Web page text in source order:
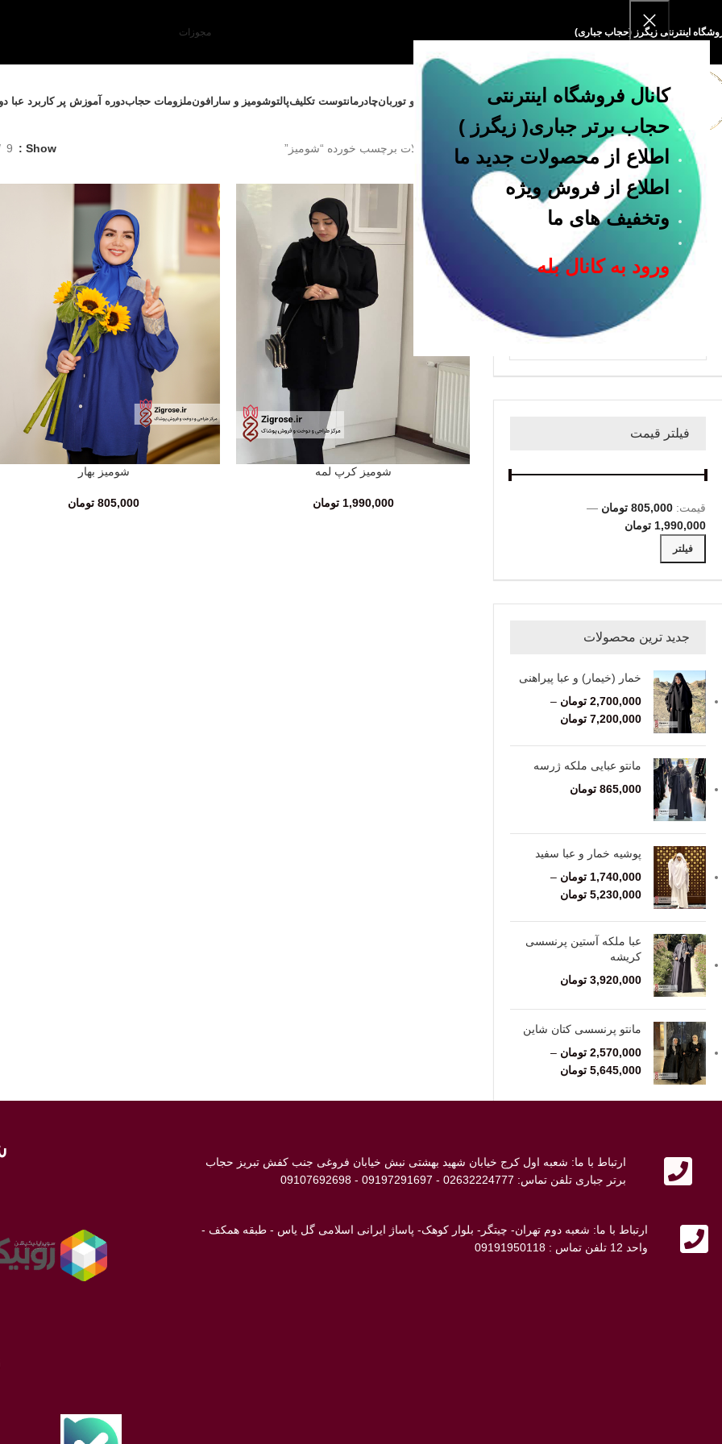
کانال فروشگاه اینترنتی
حجاب برتر جباری( زیگرز )
اطلاع از محصولات جدید ما
اطلاع از فروش ویژه
وتخفیف های ما
ورود به کانال بله
اینترنتی زیگرز (حجاب جباری) مجوزات
خانه فروشگاهمقنعه و پوشیه روسری و توربانچادر مانتوست تکلیفپالتوشومیز و سارافونملزومات حجابدوره آموزش پر کاربرد عبا
دسته بندی
روسری
ست تکلیف
شومیز
فیلتر قیمت
فیلتر
قیمت: 805,000 تومان
—
1,990,000 تومان
جدید ترین محصولات
خمار (خیمار) و عبا پیراهنی
2,700,000 تومان –
7,200,000 تومان
مانتو عبایی ملکه ژرسه
865,000 تومان
پوشیه خمار و عبا سفید
1,740,000 تومان –
5,230,000 تومان
عبا ملکه آستین پرنسسی
کریشه
3,920,000 تومان
مانتو پرنسسی کتان شاین
2,570,000 تومان –
5,645,000 تومان
خانه محصولات برچسب خورده “شومیز” Show
9
شومیز کرپ لمه
1,990,000 تومان
شومیز بهار
805,000 تومان
ارتباط با ما: شعبه اول کرج خیابان شهید بهشتی نبش خیابان فروغی جنب کفش تبریز حجاب
برتر جباری تلفن تماس: 02632224777 - 09197291697 - 09107692698
ارتباط با ما: شعبه دوم تهران- چیتگر- بلوار کوهک- پاساژ ایرانی اسلامی گل یاس - طبقه همکف -
واحد 12 تلفن تماس : 09191950118